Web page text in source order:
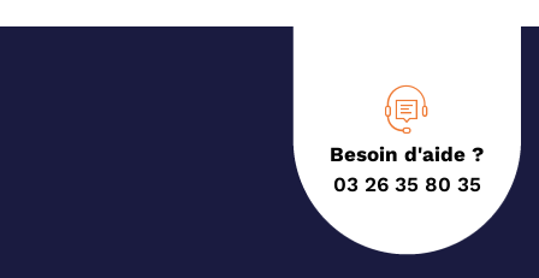
Besoin d'aide ?
03 26 35 80 35